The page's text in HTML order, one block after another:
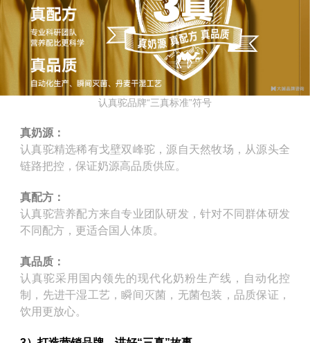
认真驼品牌“三真标准”符号
真奶源：
认真驼精选稀有戈壁双峰驼，源自天然牧场，从源头全
链路把控，保证奶源高品质供应。
真配方：
认真驼营养配方来自专业团队研发，针对不同群体研发
不同配方，更适合国人体质。
真品质：
认真驼采用国内领先的现代化奶粉生产线，自动化控
制，先进干湿工艺，瞬间灭菌，无菌包装，品质保证，
饮用更放心。